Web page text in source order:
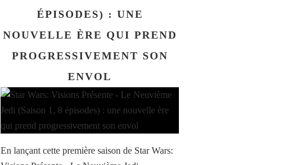
ÉPISODES) : UNE
NOUVELLE ÈRE QUI PREND
PROGRESSIVEMENT SON
ENVOL
En lançant cette première saison de Star Wars: